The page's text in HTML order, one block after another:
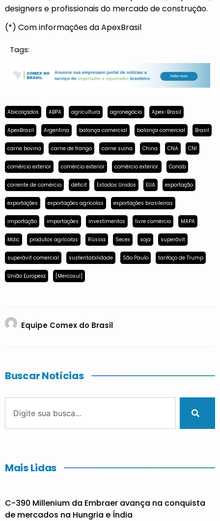
designers e profissionais do mercado de construção.
(*) Com informações da ApexBrasil
Tags:
Abicalçados ABPA agricultura agronegócio Apex-Brasil
ApexBrasil Argentina balança comercial balança comercial Brasil
carne bovina carne de frango carne suína China CNA CNI
comércio exterior comércio exterior comércio exterior. Conab
corrente de comércio déficit Estados Unidos EUA exportação
exportações exportações agrícolas exportações brasileiras
importação importações investimentos livre comércio MAPA
Mdic produtos agrícolas Rússia Secex soja superávit
superávit comercial sustentabilidade São Paulo tarifaço de Trump
União Europeia [Mercosul]
Equipe Comex do Brasil
Buscar Notícias
Mais Lidas
C-390 Millenium da Embraer avança na conquista
de mercados na Hungria e Índia